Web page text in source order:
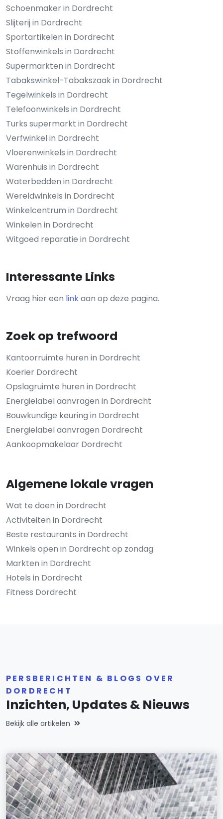
Schoenmaker in Dordrecht
Slijterij in Dordrecht
Sportartikelen in Dordrecht
Stoffenwinkels in Dordrecht
Supermarkten in Dordrecht
Tabakswinkel-Tabakszaak in Dordrecht
Tegelwinkels in Dordrecht
Telefoonwinkels in Dordrecht
Turks supermarkt in Dordrecht
Verfwinkel in Dordrecht
Vloerenwinkels in Dordrecht
Warenhuis in Dordrecht
Waterbedden in Dordrecht
Wereldwinkels in Dordrecht
Winkelcentrum in Dordrecht
Winkelen in Dordrecht
Witgoed reparatie in Dordrecht
Interessante Links
Vraag hier een linkaan op deze pagina.
Zoek op trefwoord
Kantoorruimte huren in Dordrecht
Koerier Dordrecht
Opslagruimte huren in Dordrecht
Energielabel aanvragen in Dordrecht
Bouwkundige keuring in Dordrecht
Energielabel aanvragen Dordrecht
Aankoopmakelaar Dordrecht
Algemene lokale vragen
Wat te doen in Dordrecht
Activiteiten in Dordrecht
Beste restaurants in Dordrecht
Winkels open in Dordrecht op zondag
Markten in Dordrecht
Hotels in Dordrecht
Fitness Dordrecht
PERSBERICHTEN & BLOGS OVER
DORDRECHT
Inzichten, Updates & Nieuws
Bekijk alle artikelen